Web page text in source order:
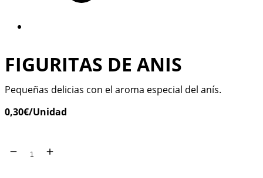
FIGURITAS DE ANIS
Pequeñas delicias con el aroma especial del anís.
0,30€/Unidad